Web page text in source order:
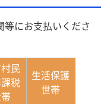
にお支払いくださ
民
税
生活保護
世帯